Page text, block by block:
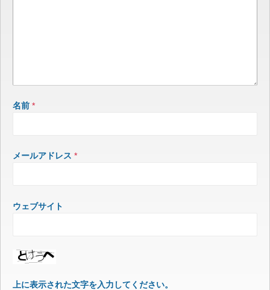
名前 *
メールアドレス *
ウェブサイト
上に表示された文字を入力してください。